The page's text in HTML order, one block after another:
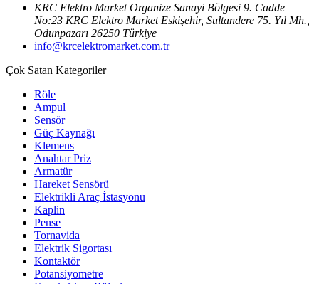
KRC Elektro Market Organize Sanayi Bölgesi 9. Cadde
No:23 KRC Elektro Market Eskişehir, Sultandere 75. Yıl Mh.,
Odunpazarı 26250 Türkiye
info@krcelektromarket.com.tr
Çok Satan Kategoriler
Röle
Ampul
Sensör
Güç Kaynağı
Klemens
Anahtar Priz
Armatür
Hareket Sensörü
Elektrikli Araç İstasyonu
Kaplin
Pense
Tornavida
Elektrik Sigortası
Kontaktör
Potansiyometre